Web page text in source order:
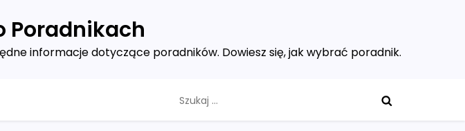
Poradnikach
informacje dotyczące poradników. Dowiesz się, jak wybrać poradnik.